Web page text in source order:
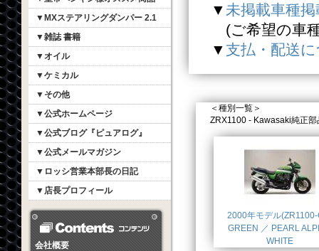
▼MXステアリングダンパー 2.1
▼雑誌 書籍
▼オイル
▼ケミカル
▼その他
▼公式ホームページ
▼公式ブログ『ピュアログ』
▼公式メールマガジン
▼ロッシ営業本部長の日記
▼店長プロフィール
会社概要
▼ 未掲載車種
(ご希望の車種
▼ 支払・配送
＜種別一覧＞
ZRX1100 - Kawasaki純正
2000年モデル
GREEN ／ PEARL
WHITE